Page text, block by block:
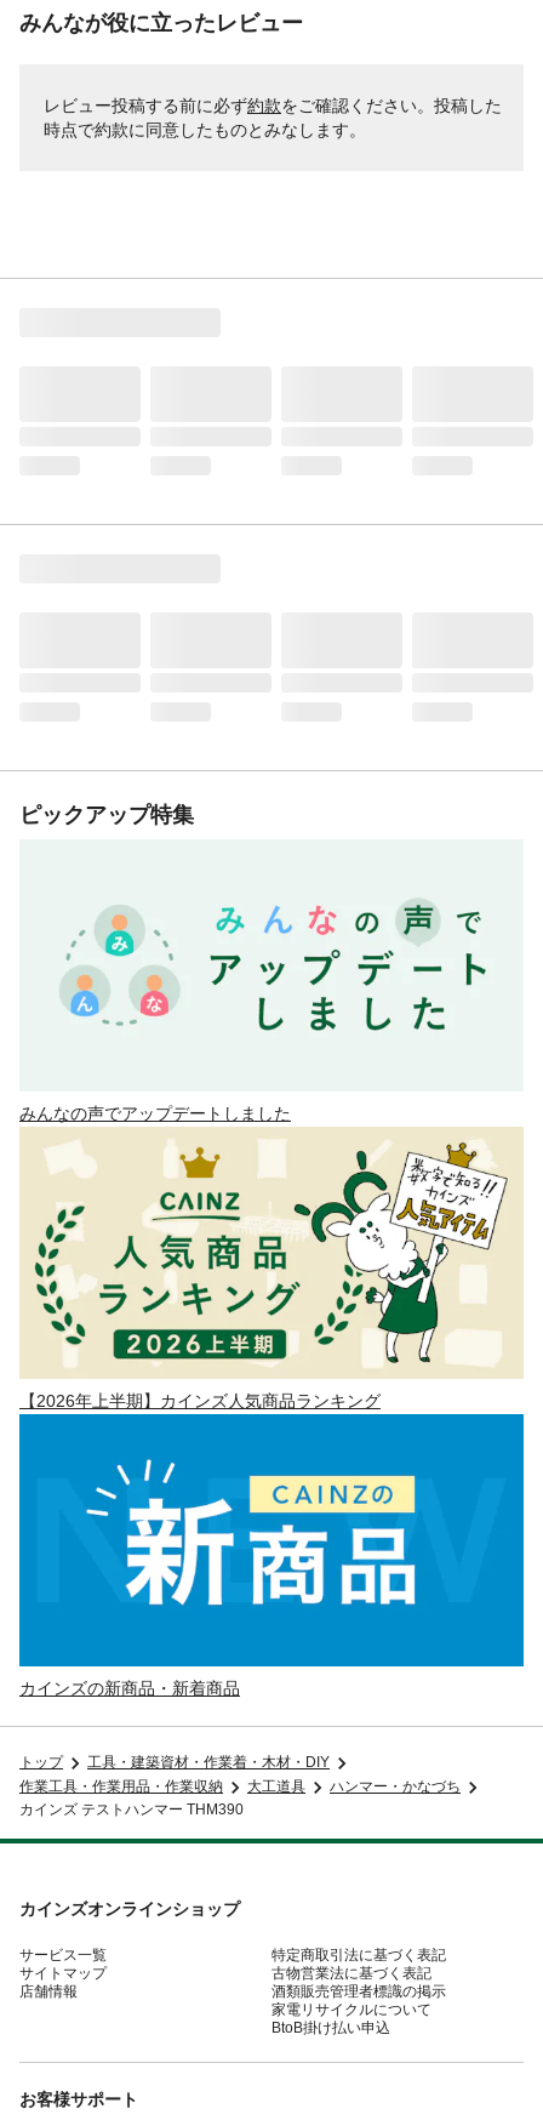
みんなが役に立ったレビュー
レビュー投稿する前に必ず約款をご確認ください。投稿した
時点で約款に同意したものとみなします。
ピックアップ特集
みんなの声でアップデートしました
【2026年上半期】カインズ人気商品ランキング
カインズの新商品・新着商品
トップ
工具・建築資材・作業着・木材・DIY
作業工具・作業用品・作業収納
大工道具
ハンマー・かなづち
カインズ テストハンマー THM390
カインズオンラインショップ
サービス一覧
サイトマップ
店舗情報
特定商取引法に基づく表記
古物営業法に基づく表記
酒類販売管理者標識の掲示
家電リサイクルについて
BtoB掛け払い申込
お客様サポート